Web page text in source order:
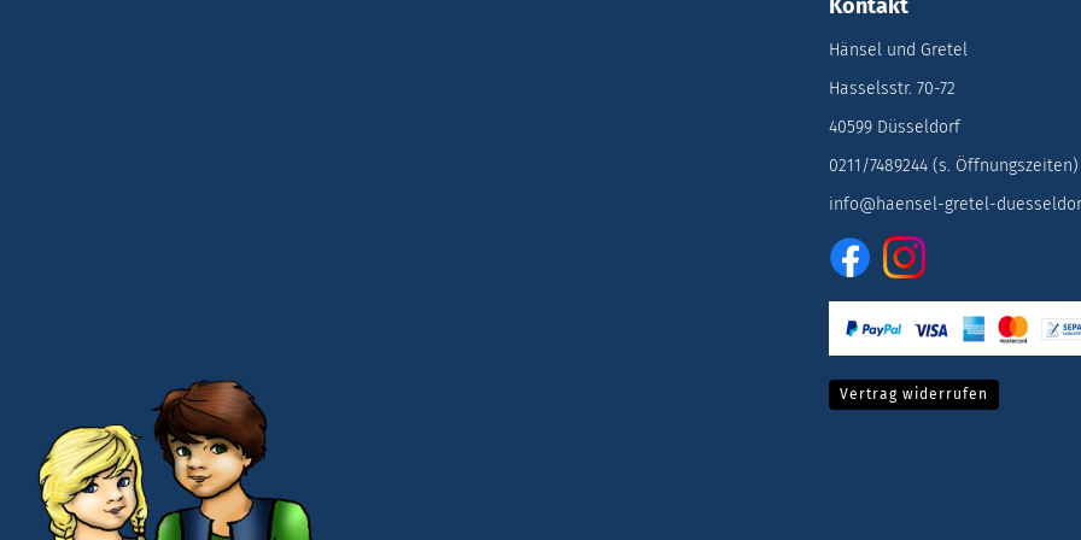
Kontakt
Hänsel und Gretel
Hasselsstr. 70-72
40599 Düsseldorf
0211/7489244 (s. Öffnungszeiten)
info@haensel-gretel-
Vertrag widerrufen